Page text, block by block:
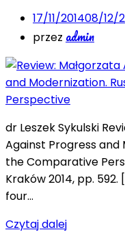
17/11/201408/12/
przez admin
dr Leszek Sykulski
Against Progress and
the Comparative
Kraków 2014, pp.
four…
Czytaj dalej